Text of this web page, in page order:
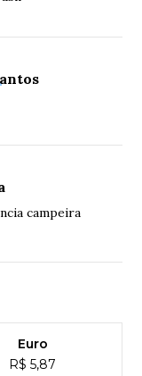
campeira
Euro
R$ 5,87